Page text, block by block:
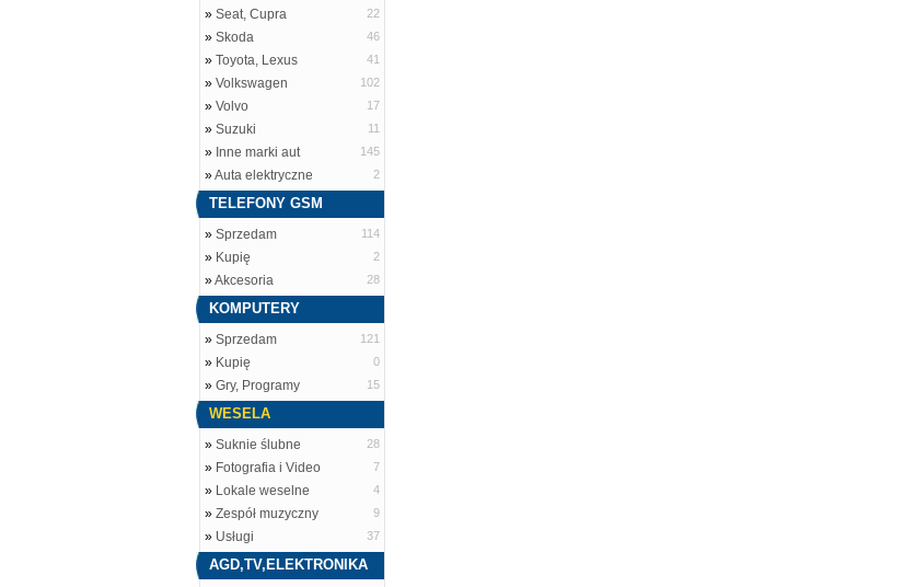
» Seat, Cupra 22
» Skoda 46
» Toyota, Lexus 41
» Volkswagen 102
» Volvo 17
» Suzuki 11
» Inne marki aut 145
»Auta elektryczne 2
TELEFONY GSM
» Sprzedam 114
» Kupię 2
»Akcesoria 28
KOMPUTERY
» Sprzedam 121
» Kupię 0
» Gry, Programy 15
WESELA
» Suknie ślubne 28
» Fotografia i Video 7
» Lokale weselne 4
» Zespół muzyczny 9
» Usługi 37
AGD,TV,ELEKTRONIKA